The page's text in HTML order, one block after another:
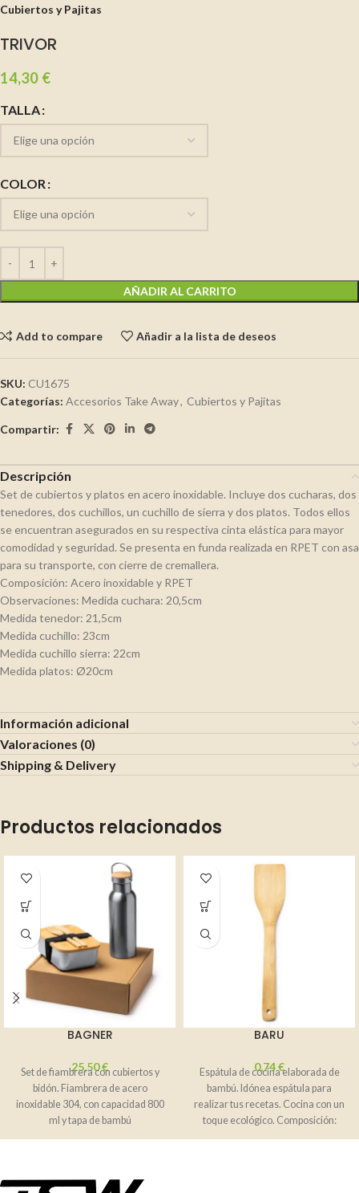
Cubiertos y Pajitas
TRIVOR
14,30 €
TALLA
COLOR
AÑADIR AL CARRITO
Add to compare Añadir a la lista de deseos
SKU: CU1675
Categorías: Accesorios Take Away, Cubiertos y Pajitas
Compartir:
Descripción
Set de cubiertos y platos en acero inoxidable. Incluye dos cucharas, dos
tenedores, dos cuchillos, un cuchillo de sierra y dos platos. Todos ellos
se encuentran asegurados en su respectiva cinta elástica para mayor
comodidad y seguridad. Se presenta en funda realizada en RPET con asa
para su transporte, con cierre de cremallera.
Composición: Acero inoxidable y RPET
Observaciones: Medida cuchara: 20,5cm
Medida tenedor: 21,5cm
Medida cuchillo: 23cm
Medida cuchillo sierra: 22cm
Medida platos: Ø20cm
Información adicional
Valoraciones (0)
Shipping & Delivery
Productos relacionados
BAGNER
25,50€
Set de fiambrera con cubiertos y
bidón. Fiambrera de acero
inoxidable 304, con capacidad 800
ml y tapa de bambú
BARU
0,74€
Espátula de cocina elaborada de
bambú. Idónea espátula para
realizar tus recetas. Cocina con un
toque ecológico. Composición:
Bambú natural